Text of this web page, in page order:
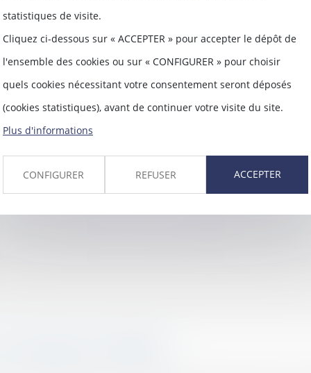
sécurité sociale : au-delà de la crise
mission d’assistance au Parlement et au
de repos et de RTT : quelles sont les
statistiques de visite.
Cliquez ci-dessous sur « ACCEPTER » pour accepter le dépôt de
l'ensemble des cookies ou sur « CONFIGURER » pour choisir
quels cookies nécessitant votre consentement seront déposés
(cookies statistiques), avant de continuer votre visite du site.
Plus d'informations
CONFIGURER REFUSER ACCEPTER